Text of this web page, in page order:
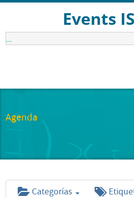
Events
...
Agenda
Categorías
1:00 am
6:00 am